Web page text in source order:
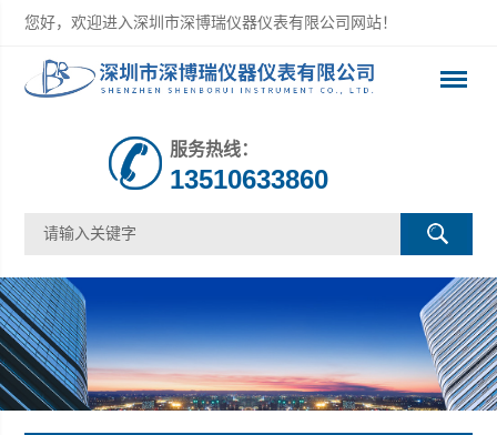
您好，欢迎进入深圳市深博瑞仪器仪表有限公司网站！
服务热线：
13510633860